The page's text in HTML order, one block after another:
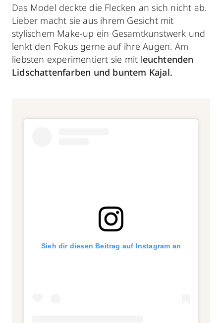
Das Model deckte die Flecken an sich nicht ab.
Lieber macht sie aus ihrem Gesicht mit
stylischem Make-up ein Gesamtkunstwerk und
lenkt den Fokus gerne auf ihre Augen. Am
liebsten experimentiert sie mit leuchtenden
Lidschattenfarben und buntem Kajal.
Sieh dir diesen Beitrag auf Instagram an